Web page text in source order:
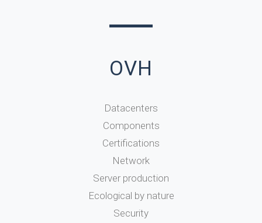
OVH
Datacenters
Components
Certifications
Network
Server production
Ecological by nature
Security